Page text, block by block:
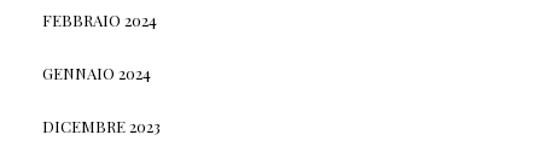
FEBBRAIO 2024
GENNAIO 2024
DICEMBRE 2023